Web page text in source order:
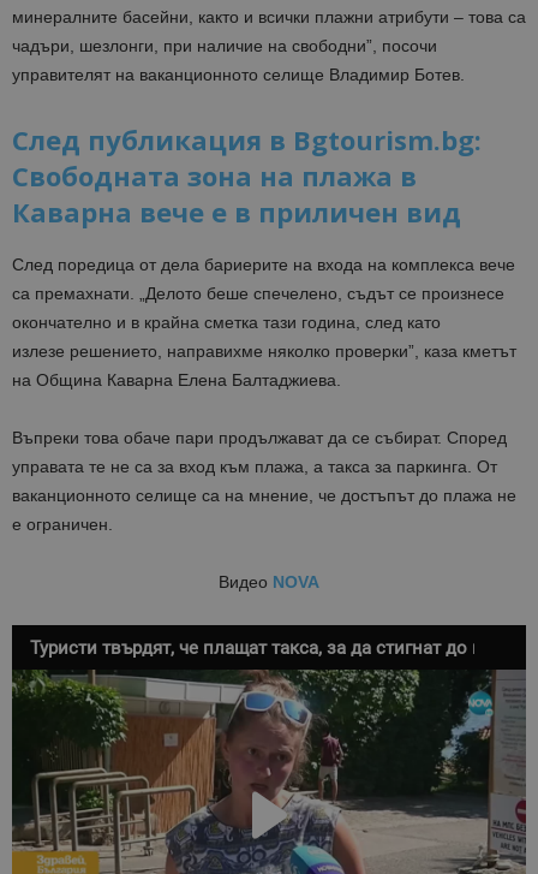
минералните басейни, както и всички плажни атрибути – това са
чадъри, шезлонги, при наличие на свободни”, посочи
управителят на ваканционното селище Владимир Ботев.
След публикация в Bgtourism.bg:
Свободната зона на плажа в
Каварна вече е в приличен вид
След поредица от дела бариерите на входа на комплекса вече
са премахнати. „Делото беше спечелено, съдът се произнесе
окончателно и в крайна сметка тази година, след като
излезе решението, направихме няколко проверки”, каза кметът
на Община Каварна Елена Балтаджиева.
Въпреки това обаче пари продължават да се събират. Според
управата те не са за вход към плажа, а такса за паркинга. От
ваканционното селище са на мнение, че достъпът до плажа не
е ограничен.
Видео NOVA